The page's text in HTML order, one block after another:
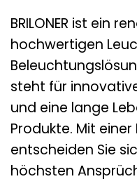
BRILONER ist ein
hochwertigen
steht für
und eine lange
Produkte. Mit einer
entscheiden Sie
höchsten